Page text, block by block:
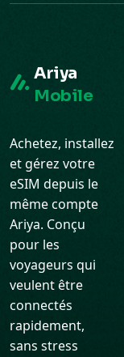
Ariya
Mobile
Achetez, installez
et gérez votre
eSIM depuis le
même compte
Ariya. Conçu
pour les
voyageurs qui
veulent être
connectés
rapidement,
sans stress